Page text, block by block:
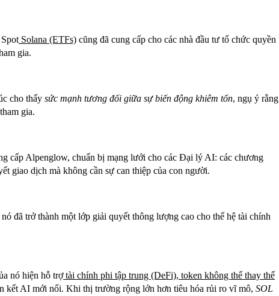
Solana (ETFs) cũng đã cung cấp cho các nhà đầu tư tổ chức quyền
gia.
cho thấy sức mạnh tương đối giữa sự biến động khiêm tốn, ngụ ý rằng
gia.
cấp Alpenglow, chuẩn bị mạng lưới cho các Đại lý AI: các chương
giao dịch mà không cần sự can thiệp của con người.
đã trở thành một lớp giải quyết thông lượng cao cho thế hệ tài chính
nó hiện hỗ trợ tài chính phi tập trung (DeFi), token không thể thay thế
kết AI mới nổi. Khi thị trường rộng lớn hơn tiêu hóa rủi ro vĩ mô, SOL